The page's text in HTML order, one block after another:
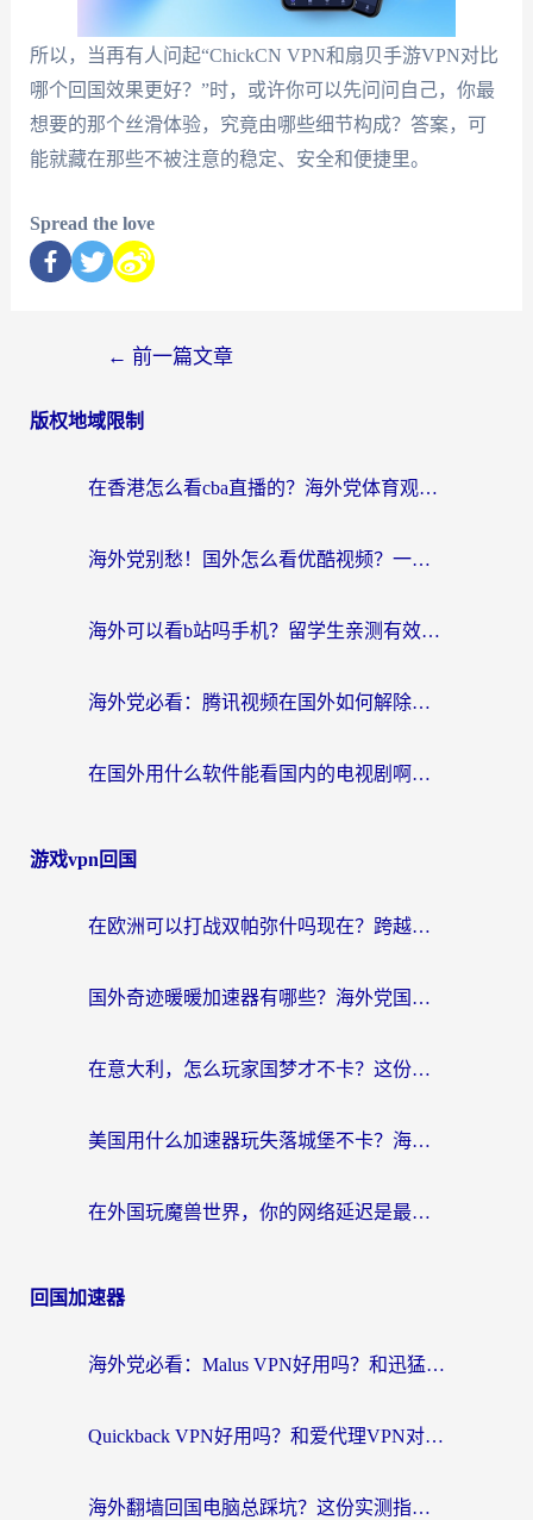
所以，当再有人问起“ChickCN VPN和扇贝手游VPN对比
哪个回国效果更好？”时，或许你可以先问问自己，你最
想要的那个丝滑体验，究竟由哪些细节构成？答案，可
能就藏在那些不被注意的稳定、安全和便捷里。
Spread the love
← 前一篇文章
版权地域限制
在香港怎么看cba直播的？海外党体育观赛终极指南：告别版权限制，畅享中文解说
海外党别愁！国外怎么看优酷视频？一招解决追剧、看直播难题
海外可以看b站吗手机？留学生亲测有效的回国加速指南
海外党必看：腾讯视频在国外如何解除地域限制？附优酷咪咕使用指南
在国外用什么软件能看国内的电视剧啊？留学生亲测有效的回国加速方案
游戏vpn回国
在欧洲可以打战双帕弥什吗现在？跨越延迟墙的实战指南
国外奇迹暖暖加速器有哪些？海外党国服游戏畅玩终极指南（附亲测推荐）
在意大利，怎么玩家国梦才不卡？这份终极加速指南请收好
美国用什么加速器玩失落城堡不卡？海外党亲测有效的国服游戏加速指南
在外国玩魔兽世界，你的网络延迟是最大的敌人
回国加速器
海外党必看：Malus VPN好用吗？和迅猛兔VPN对比哪个回国效果更好？附真实体验与避坑指南
Quickback VPN好用吗？和爱代理VPN对比哪个回国效果更好？
海外翻墙回国电脑总踩坑？这份实测指南帮你选对加速器（附ChickCNinitapMalus对比）